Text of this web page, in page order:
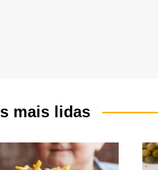
mais lidas